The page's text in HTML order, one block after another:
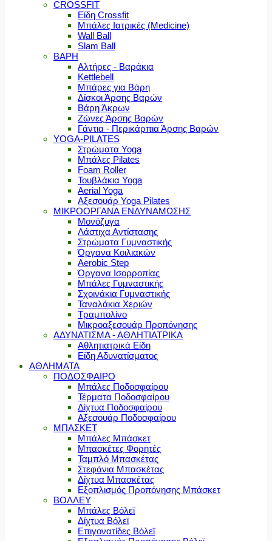
CROSSFIT
Είδη Crossfit
Μπάλες Ιατρικές (Medicine)
Wall Ball
Slam Ball
ΒΑΡΗ
Αλτήρες - Βαράκια
Kettlebell
Μπάρες για Βάρη
Δίσκοι Άρσης Βαρών
Βάρη Άκρων
Ζώνες Άρσης Βαρών
Γάντια - Περικάρπια Άρσης Βαρών
YOGA-PILATES
Στρώματα Yoga
Μπάλες Pilates
Foam Roller
Τουβλάκια Yoga
Aerial Yoga
Αξεσουάρ Yoga Pilates
ΜΙΚΡΟΟΡΓΑΝΑ ΕΝΔΥΝΑΜΩΣΗΣ
Μονόζυγα
Λάστιχα Αντίστασης
Στρώματα Γυμναστικής
Όργανα Κοιλιακών
Aerobic Step
Όργανα Ισορροπίας
Μπάλες Γυμναστικής
Σχοινάκια Γυμναστικής
Ταναλάκια Χεριών
Τραμπολίνο
Μικροαξεσουάρ Προπόνησης
ΑΔΥΝΑΤΙΣΜΑ - ΑΘΛΗΤΙΑΤΡΙΚΑ
Αθλητιατρικά Είδη
Είδη Αδυνατίσματος
ΑΘΛΗΜΑΤΑ
ΠΟΔΟΣΦΑΙΡΟ
Μπάλες Ποδοσφαίρου
Τέρματα Ποδοσφαίρου
Δίχτυα Ποδοσφαίρου
Αξεσουάρ Ποδοσφαίρου
ΜΠΑΣΚΕΤ
Μπάλες Μπάσκετ
Μπασκέτες Φορητές
Ταμπλό Μπασκέτας
Στεφάνια Μπασκέτας
Δίχτυα Μπασκέτας
Εξοπλισμός Προπόνησης Μπάσκετ
ΒΟΛΛΕΥ
Μπάλες Βόλεϊ
Δίχτυα Βόλεϊ
Επιγονατίδες Βόλεϊ